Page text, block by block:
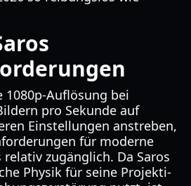
1080p-Auflösung bei
pro Sekunde auf
Einstellungen anstreben,
für moderne
zugänglich. Da Saros
Physik für seine Projekti-